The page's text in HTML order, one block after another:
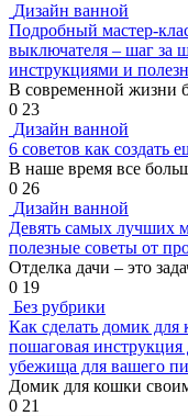
Дизайн ванной
Подробный мастер-
выключателя – шаг за
инструкциями и
В современной жизни
0 23
Дизайн ванной
6 советов как создать
В наше время все
0 26
Дизайн ванной
Девять самых лучших
полезные советы от
Отделка дачи – это
0 19
Без рубрики
Как сделать домик
пошаговая инструкция
убежища для вашего
Домик для кошки
0 21